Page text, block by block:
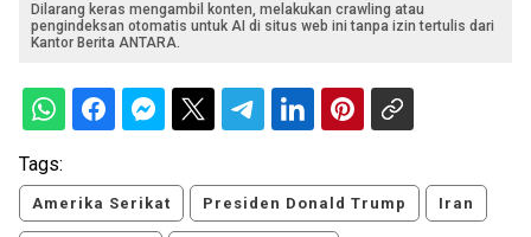
Dilarang keras mengambil konten, melakukan crawling atau
pengindeksan otomatis untuk AI di situs web ini tanpa izin tertulis dari
Kantor Berita ANTARA.
Tags:
Amerika Serikat Presiden Donald Trump Iran